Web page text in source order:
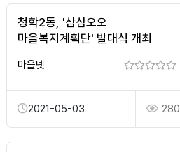
청학2동, '삼삼오오
마을복지계획단' 발대식 개최
마을넷
2021-05-03 280